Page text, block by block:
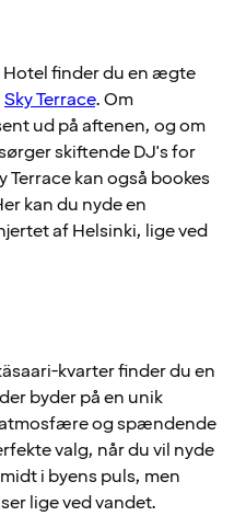
Hotel finder du en ægte
Sky Terrace. Om
ud på aftenen, og om
skiftende DJ's for
kan også bookes
kan du nyde en
af Helsinki, lige ved
kvarter finder du en
byder på en unik
og spændende
valg, når du vil nyde
i byens puls, men
lige ved vandet.